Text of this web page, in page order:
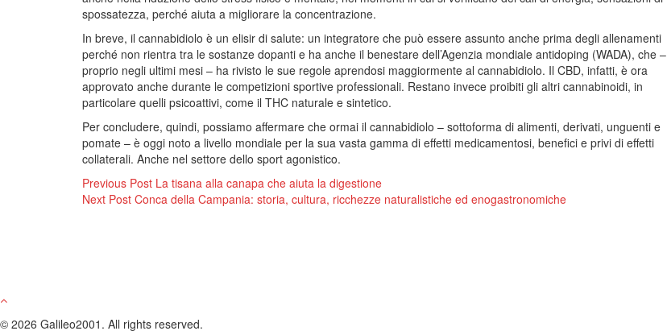
spossatezza, perché aiuta a migliorare la concentrazione.
In breve, il cannabidiolo è un elisir di salute: un integratore che può essere assunto anche prima degli allenamenti
perché non rientra tra le sostanze dopanti e ha anche il benestare dell’Agenzia mondiale antidoping (WADA), che –
proprio negli ultimi mesi – ha rivisto le sue regole aprendosi maggiormente al cannabidiolo. Il CBD, infatti, è ora
approvato anche durante le competizioni sportive professionali. Restano invece proibiti gli altri cannabinoidi, in
particolare quelli psicoattivi, come il THC naturale e sintetico.
Per concludere, quindi, possiamo affermare che ormai il cannabidiolo – sottoforma di alimenti, derivati, unguenti e
pomate – è oggi noto a livello mondiale per la sua vasta gamma di effetti medicamentosi, benefici e privi di effetti
collaterali. Anche nel settore dello sport agonistico.
Navigazione
articoli
Previous Post La tisana alla canapa che aiuta la digestione
Next Post Conca della Campania: storia, cultura, ricchezze naturalistiche ed enogastronomiche
© 2026 Galileo2001. All rights reserved.